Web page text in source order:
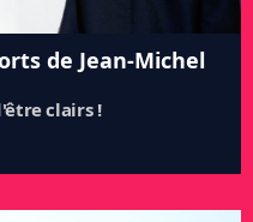
de Jean-Michel
clairs !